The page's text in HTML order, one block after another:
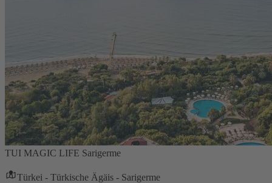
TUI MAGIC LIFE Sarigerme
Türkei - Türkische Ägäis - Sarigerme